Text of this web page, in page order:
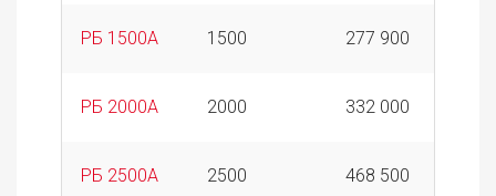
РБ 1500А 1500 277 900
РБ 2000А 2000 332 000
РБ 2500А 2500 468 500